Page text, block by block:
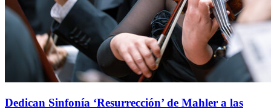
Dedican Sinfonía ‘Resurrección’ de Mahler a las